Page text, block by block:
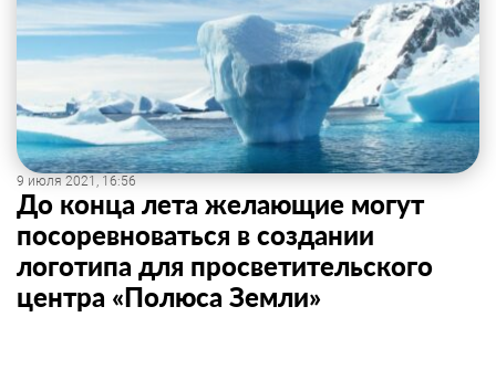
9 июля 2021, 16:56
До конца лета желающие могут
посоревноваться в создании
логотипа для просветительского
центра «Полюса Земли»